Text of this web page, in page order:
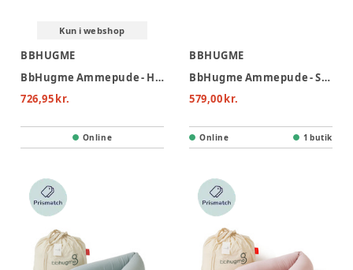
Kun i webshop
BBHUGME
BbHugme Ammepude - Hazel Brown
726,95 kr.
Online
BBHUGME
BbHugme Ammepude - Soft White
579,00 kr.
Online 1 butik